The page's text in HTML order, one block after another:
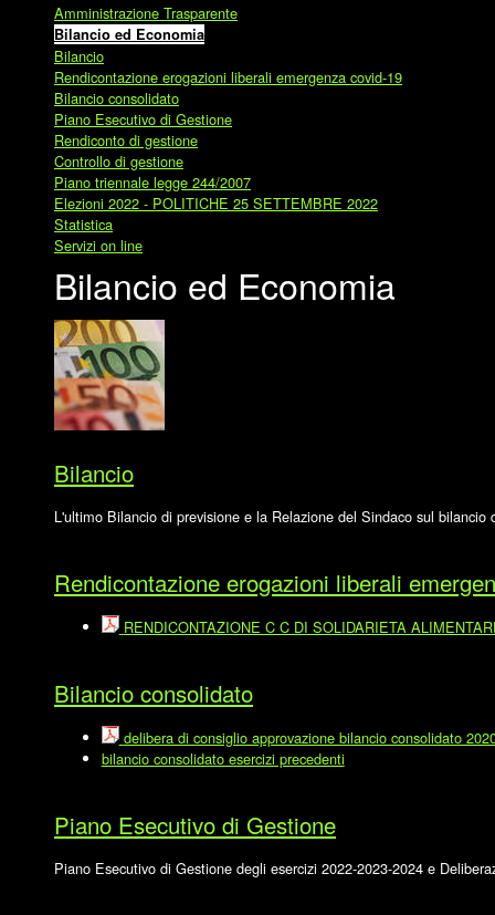
Amministrazione Trasparente
Bilancio ed Economia
Bilancio
Rendicontazione erogazioni liberali emergenza covid-19
Bilancio consolidato
Piano Esecutivo di Gestione
Rendiconto di gestione
Controllo di gestione
Piano triennale legge 244/2007
Elezioni 2022 - POLITICHE 25 SETTEMBRE 2022
Statistica
Servizi on line
Bilancio ed Economia
Bilancio
L'ultimo Bilancio di previsione e la Relazione del Sindaco sul bilancio
Rendicontazione erogazioni liberali
RENDICONTAZIONE C C DI SOLIDARIETA
Bilancio consolidato
delibera di consiglio approvazione bilancio consolidato
bilancio consolidato esercizi precedenti
Piano Esecutivo di Gestione
Piano Esecutivo di Gestione degli esercizi 2022-2023-2024 e